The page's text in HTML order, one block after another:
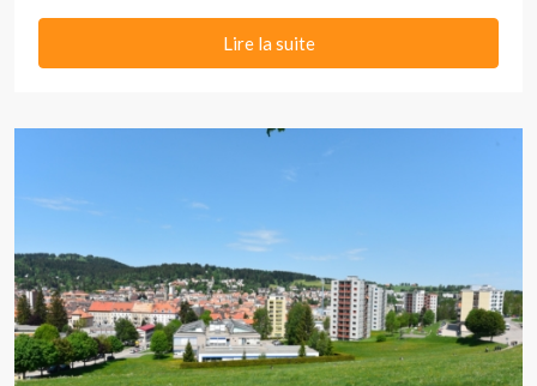
Lire la suite